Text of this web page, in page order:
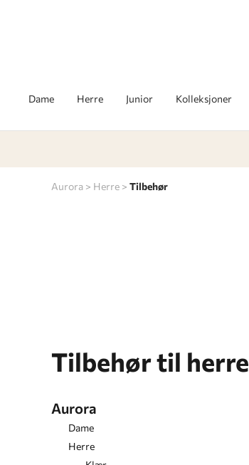
Dame Herre Junior Kolleksjoner
Aurora Herre Tilbehør
Tilbehør til herre
Aurora
Dame
Herre